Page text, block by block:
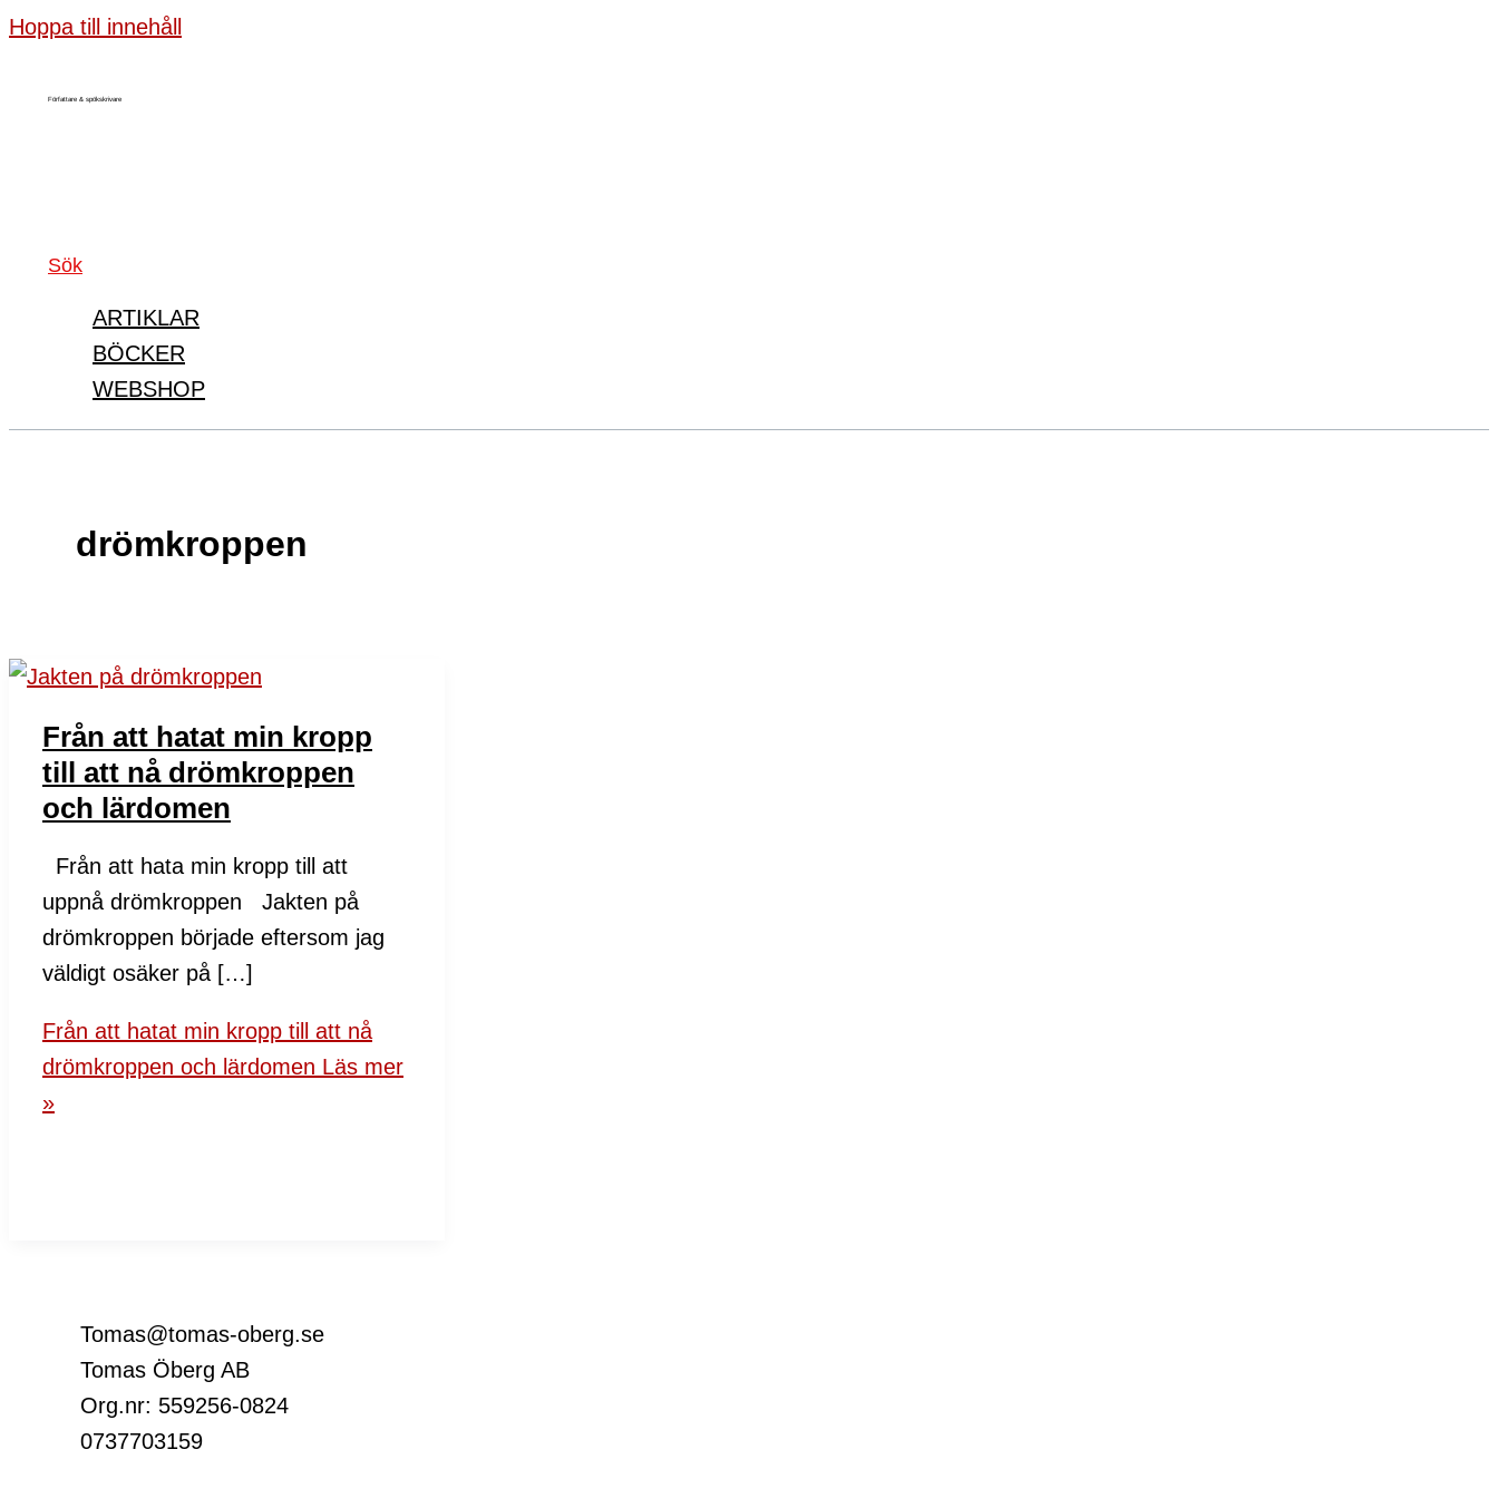
Hoppa till innehåll
Författare & spökskrivare
Sök
ARTIKLAR
BÖCKER
WEBSHOP
drömkroppen
Från att hatat min kropp
till att nå drömkroppen
och lärdomen
Från att hata min kropp till att
uppnå drömkroppen Jakten på
drömkroppen började eftersom jag
väldigt osäker på […]
Från att hatat min kropp till att nå
drömkroppen och lärdomen Läs mer
»
Tomas@tomas-oberg.se
Tomas Öberg AB
Org.nr: 559256-0824
0737703159